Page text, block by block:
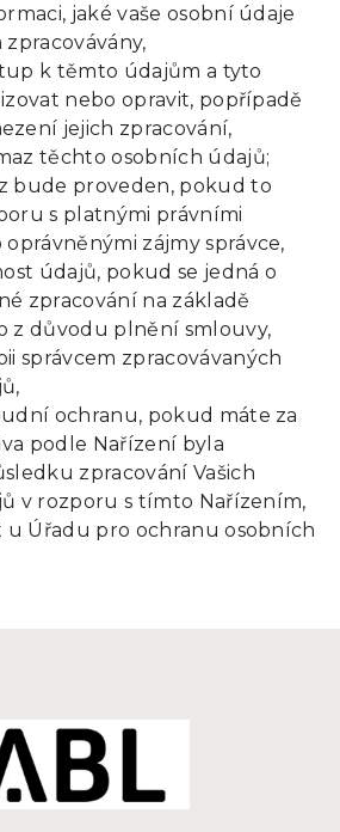
jaké vaše osobní údaje
zpracovávány,
k těmto údajům a tyto
nebo opravit, popřípadě
jejich zpracování,
těchto osobních údajů;
bude proveden, pokud to
s platnými právními
zájmy správce,
údajů, pokud se jedná o
zpracování na základě
z důvodu plnění smlouvy,
správcem zpracovávaných
ochranu, pokud máte za
podle Nařízení byla
zpracování Vašich
v rozporu s tímto Nařízením,
u Úřadu pro ochranu osobních